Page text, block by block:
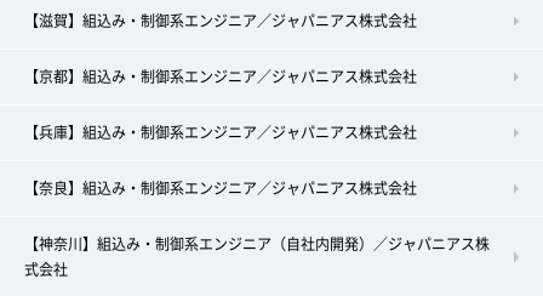
【滋賀】組込み・制御系エンジニア／ジャパニアス株式会社
【京都】組込み・制御系エンジニア／ジャパニアス株式会社
【兵庫】組込み・制御系エンジニア／ジャパニアス株式会社
【奈良】組込み・制御系エンジニア／ジャパニアス株式会社
【神奈川】組込み・制御系エンジニア（自社内開発）／ジャパニアス株
式会社